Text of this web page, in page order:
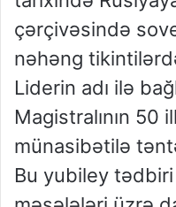
çərçivəsində
nəhəng
Liderin adı ilə
Magistralının 50
münasibətilə
Bu yubiley